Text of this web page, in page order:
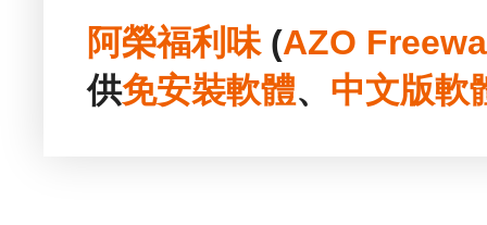
阿榮福利味(AZO
供免安裝軟體、 中文版軟